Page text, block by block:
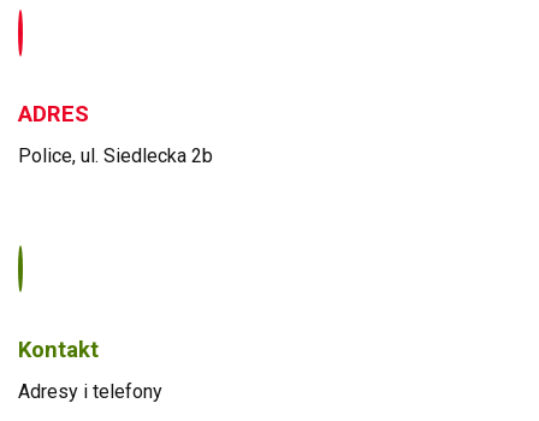
ADRES
Police, ul. Siedlecka 2b
Kontakt
Adresy i telefony